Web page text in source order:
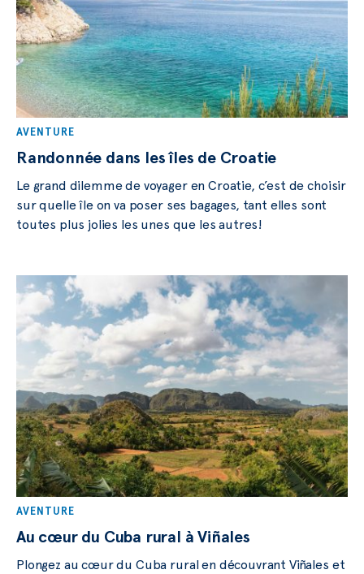
AVENTURE
Randonnée dans les îles de Croatie
Le grand dilemme de voyager en Croatie, c’est de choisir
sur quelle île on va poser ses bagages, tant elles sont
toutes plus jolies les unes que les autres!
AVENTURE
Au cœur du Cuba rural à Viñales
Plongez au cœur du Cuba rural en découvrant Viñales et